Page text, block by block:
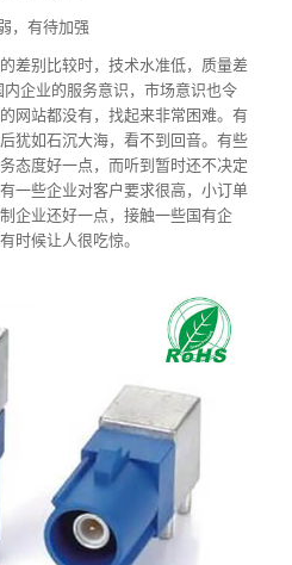
，有待加强
差别比较时，技术水准低，质量差
企业的服务意识，市场意识也令
网站都没有，找起来非常困难。有
犹如石沉大海，看不到回音。有些
态度好一点，而听到暂时还不决定
一些企业对客户要求很高，小订单
企业还好一点，接触一些国有企
时候让人很吃惊。